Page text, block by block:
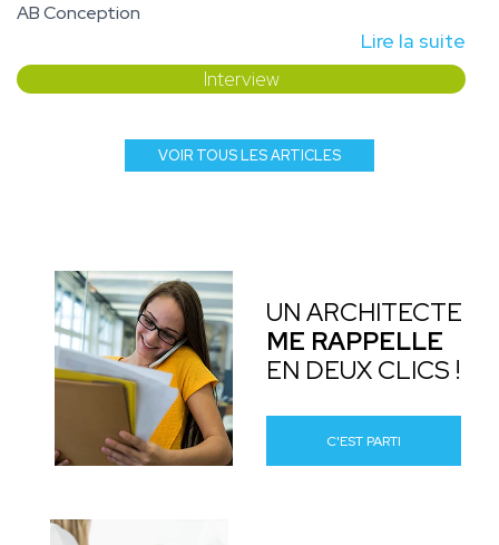
AB Conception
Lire la suite
Interview
VOIR TOUS LES ARTICLES
UN ARCHITECTE
ME RAPPELLE
EN DEUX CLICS !
C'EST PARTI